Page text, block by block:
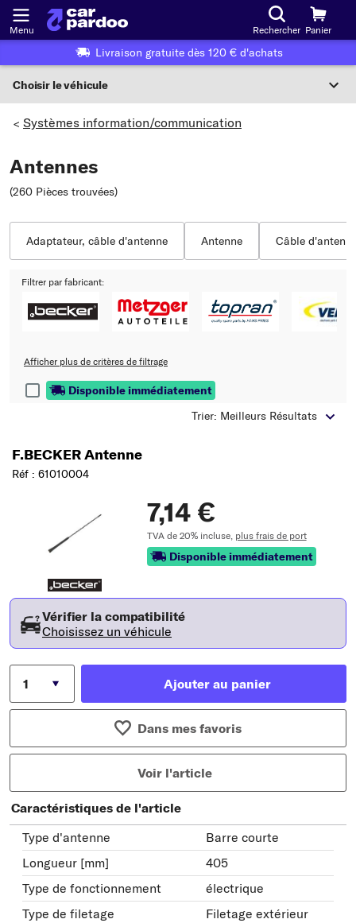
Menu Rechercher Panier
Livraison gratuite dès 120 € d'achats
Choisir le véhicule
Sélection du véhicule
Ou choix du véhicule selon les critères suivants :
Choix du modèle
> Systèmes information/communication
Antennes
(260 Pièces trouvées)
Adaptateur, câble d'antenne Antenne Câble
Filtrer par fabricant:
Afficher plus de critères de filtrage
Disponible immédiatement
Trier: Meilleurs Résultats
F.BECKER Antenne
Réf : 61010004
7,14 €
TVA de 20% incluse, plus frais de port
Disponible immédiatement
Vérifier la compatibilité
Choisissez un véhicule
Ajouter au panier
Dans mes favoris
Voir l'article
Caractéristiques de l'article
Type d'antenne
Barre courte
Longueur [mm]
405
Type de fonctionnement
électrique
Type de filetage
Filetage extérieur